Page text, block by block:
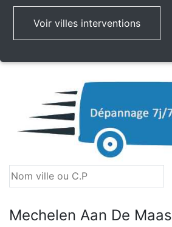
Voir villes interventions
Mechelen Aan De Maas